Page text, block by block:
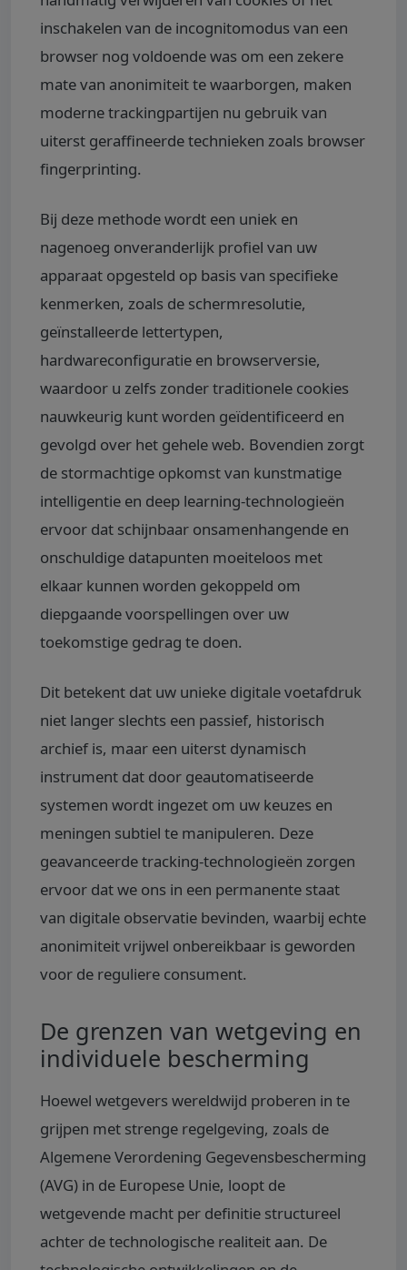
inschakelen van de incognitomodus van een
browser nog voldoende was om een zekere
mate van anonimiteit te waarborgen, maken
moderne trackingpartijen nu gebruik van
uiterst geraffineerde technieken zoals browser
fingerprinting.
Bij deze methode wordt een uniek en
nagenoeg onveranderlijk profiel van uw
apparaat opgesteld op basis van specifieke
kenmerken, zoals de schermresolutie,
geïnstalleerde lettertypen,
hardwareconfiguratie en browserversie,
waardoor u zelfs zonder traditionele cookies
nauwkeurig kunt worden geïdentificeerd en
gevolgd over het gehele web. Bovendien zorgt
de stormachtige opkomst van kunstmatige
intelligentie en deep learning-technologieën
ervoor dat schijnbaar onsamenhangende en
onschuldige datapunten moeiteloos met
elkaar kunnen worden gekoppeld om
diepgaande voorspellingen over uw
toekomstige gedrag te doen.
Dit betekent dat uw unieke digitale voetafdruk
niet langer slechts een passief, historisch
archief is, maar een uiterst dynamisch
instrument dat door geautomatiseerde
systemen wordt ingezet om uw keuzes en
meningen subtiel te manipuleren. Deze
geavanceerde tracking-technologieën zorgen
ervoor dat we ons in een permanente staat
van digitale observatie bevinden, waarbij echte
anonimiteit vrijwel onbereikbaar is geworden
voor de reguliere consument.
De grenzen van wetgeving en
individuele bescherming
Hoewel wetgevers wereldwijd proberen in te
grijpen met strenge regelgeving, zoals de
Algemene Verordening Gegevensbescherming
(AVG) in de Europese Unie, loopt de
wetgevende macht per definitie structureel
achter de technologische realiteit aan. De